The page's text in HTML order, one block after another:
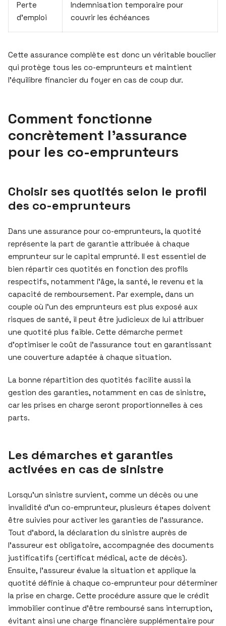
Perte
d’emploi
Indemnisation temporaire pour
couvrir les échéances
Cette assurance complète est donc un véritable bouclier
qui protège tous les co-emprunteurs et maintient
l’équilibre financier du foyer en cas de coup dur.
Comment fonctionne
concrètement l’assurance
pour les co-emprunteurs
Choisir ses quotités selon le profil
des co-emprunteurs
Dans une assurance pour co-emprunteurs, la quotité
représente la part de garantie attribuée à chaque
emprunteur sur le capital emprunté. Il est essentiel de
bien répartir ces quotités en fonction des profils
respectifs, notamment l’âge, la santé, le revenu et la
capacité de remboursement. Par exemple, dans un
couple où l’un des emprunteurs est plus exposé aux
risques de santé, il peut être judicieux de lui attribuer
une quotité plus faible. Cette démarche permet
d’optimiser le coût de l’assurance tout en garantissant
une couverture adaptée à chaque situation.
La bonne répartition des quotités facilite aussi la
gestion des garanties, notamment en cas de sinistre,
car les prises en charge seront proportionnelles à ces
parts.
Les démarches et garanties
activées en cas de sinistre
Lorsqu’un sinistre survient, comme un décès ou une
invalidité d’un co-emprunteur, plusieurs étapes doivent
être suivies pour activer les garanties de l’assurance.
Tout d’abord, la déclaration du sinistre auprès de
l’assureur est obligatoire, accompagnée des documents
justificatifs (certificat médical, acte de décès).
Ensuite, l’assureur évalue la situation et applique la
quotité définie à chaque co-emprunteur pour déterminer
la prise en charge. Cette procédure assure que le crédit
immobilier continue d’être remboursé sans interruption,
évitant ainsi une charge financière supplémentaire pour